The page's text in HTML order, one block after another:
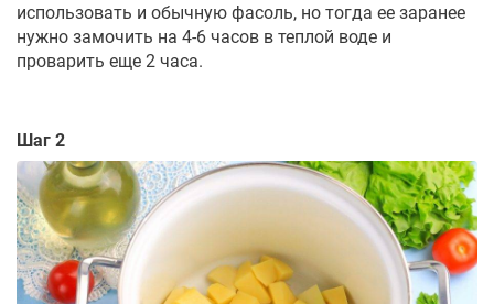
использовать и обычную фасоль, но тогда ее заранее
нужно замочить на 4-6 часов в теплой воде и
проварить еще 2 часа.
Шаг 2